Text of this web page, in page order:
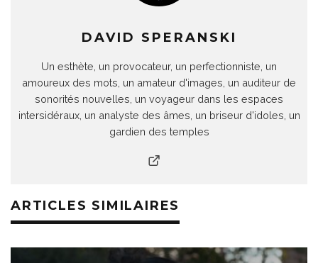
DAVID SPERANSKI
Un esthète, un provocateur, un perfectionniste, un
amoureux des mots, un amateur d'images, un auditeur de
sonorités nouvelles, un voyageur dans les espaces
intersidéraux, un analyste des âmes, un briseur d'idoles, un
gardien des temples
ARTICLES SIMILAIRES